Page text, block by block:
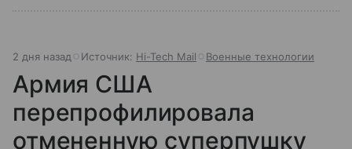
2 дня назад Источник: Hi-Tech Mail Военные технологии
Армия США
перепрофилировала
отмененную суперпушку